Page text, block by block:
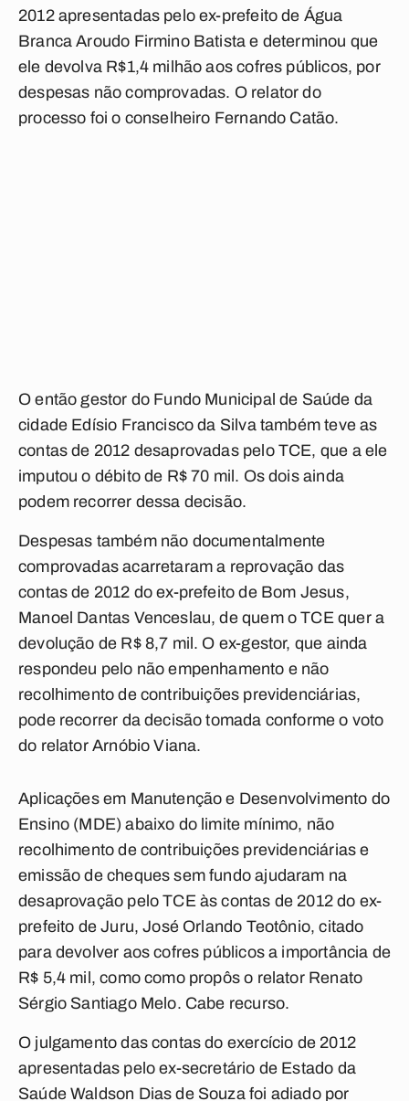
2012 apresentadas pelo ex-prefeito de Água
Branca Aroudo Firmino Batista e determinou que
ele devolva R$1,4 milhão aos cofres públicos, por
despesas não comprovadas. O relator do
processo foi o conselheiro Fernando Catão.
O então gestor do Fundo Municipal de Saúde da
cidade Edísio Francisco da Silva também teve as
contas de 2012 desaprovadas pelo TCE, que a ele
imputou o débito de R$ 70 mil. Os dois ainda
podem recorrer dessa decisão.
Despesas também não documentalmente
comprovadas acarretaram a reprovação das
contas de 2012 do ex-prefeito de Bom Jesus,
Manoel Dantas Venceslau, de quem o TCE quer a
devolução de R$ 8,7 mil. O ex-gestor, que ainda
respondeu pelo não empenhamento e não
recolhimento de contribuições previdenciárias,
pode recorrer da decisão tomada conforme o voto
do relator Arnóbio Viana.
Aplicações em Manutenção e Desenvolvimento do
Ensino (MDE) abaixo do limite mínimo, não
recolhimento de contribuições previdenciárias e
emissão de cheques sem fundo ajudaram na
desaprovação pelo TCE às contas de 2012 do ex-
prefeito de Juru, José Orlando Teotônio, citado
para devolver aos cofres públicos a importância de
R$ 5,4 mil, como como propôs o relator Renato
Sérgio Santiago Melo. Cabe recurso.
O julgamento das contas do exercício de 2012
apresentadas pelo ex-secretário de Estado da
Saúde Waldson Dias de Souza foi adiado por